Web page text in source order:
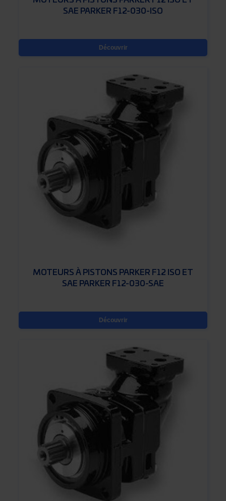
SAE PARKER F12-030-ISO
Découvrir
MOTEURS À PISTONS PARKER F12 ISO ET
SAE PARKER F12-030-SAE
Découvrir